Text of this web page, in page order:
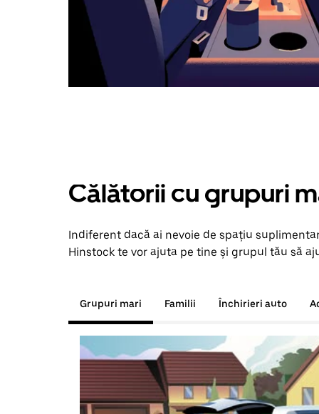
Călătorii cu grupuri
Indiferent dacă ai nevoie de spațiu
Hinstock te vor ajuta pe tine și grupul tău să
Grupuri mari Familii Închirieri auto